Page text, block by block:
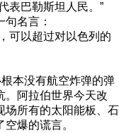
表巴勒斯坦人民。”
名言：
可以超过对以色列的
本没有航空炸弹的弹
。阿拉伯世界今天改
场所有的太阳能板、石
爆的谎言。